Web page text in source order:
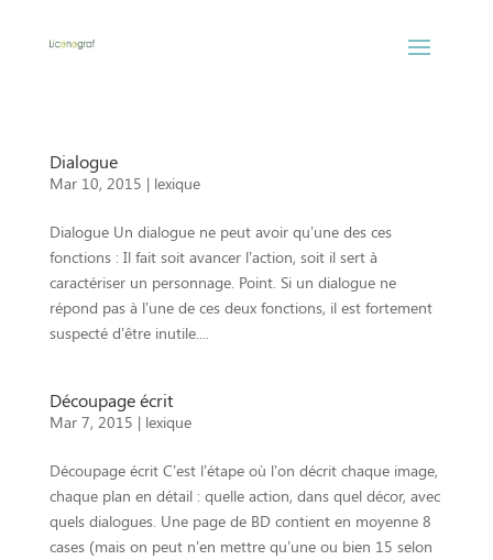
Dialogue
Mar 10, 2015 | lexique
Dialogue Un dialogue ne peut avoir qu’une des ces
fonctions : Il fait soit avancer l’action, soit il sert à
caractériser un personnage. Point. Si un dialogue ne
répond pas à l’une de ces deux fonctions, il est fortement
suspecté d’être inutile....
Découpage écrit
Mar 7, 2015 | lexique
Découpage écrit C’est l’étape où l’on décrit chaque image,
chaque plan en détail : quelle action, dans quel décor, avec
quels dialogues. Une page de BD contient en moyenne 8
cases (mais on peut n’en mettre qu’une ou bien 15 selon